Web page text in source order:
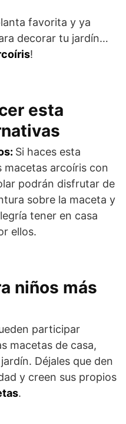
favorita y ya
decorar tu jardín…
!
esta
Si haces esta
arcoíris con
podrán disfrutar de
sobre la maceta y
tener en casa
ellos.
niños más
participar
macetas de casa,
Déjales que den
y creen sus propios
.